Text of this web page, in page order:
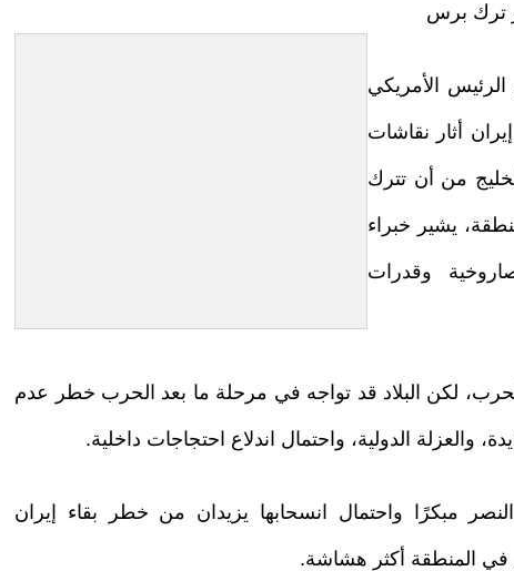
ترك برس
الأمريكي
أثار نقاشات
من أن تترك
يشير خبراء
وقدرات
لكن البلاد قد تواجه في مرحلة ما بعد الحرب خطر عدم
والعزلة الدولية، واحتمال اندلاع احتجاجات داخلية.
النصر مبكرًا واحتمال انسحابها يزيدان من خطر بقاء إيران
في المنطقة أكثر هشاشة.